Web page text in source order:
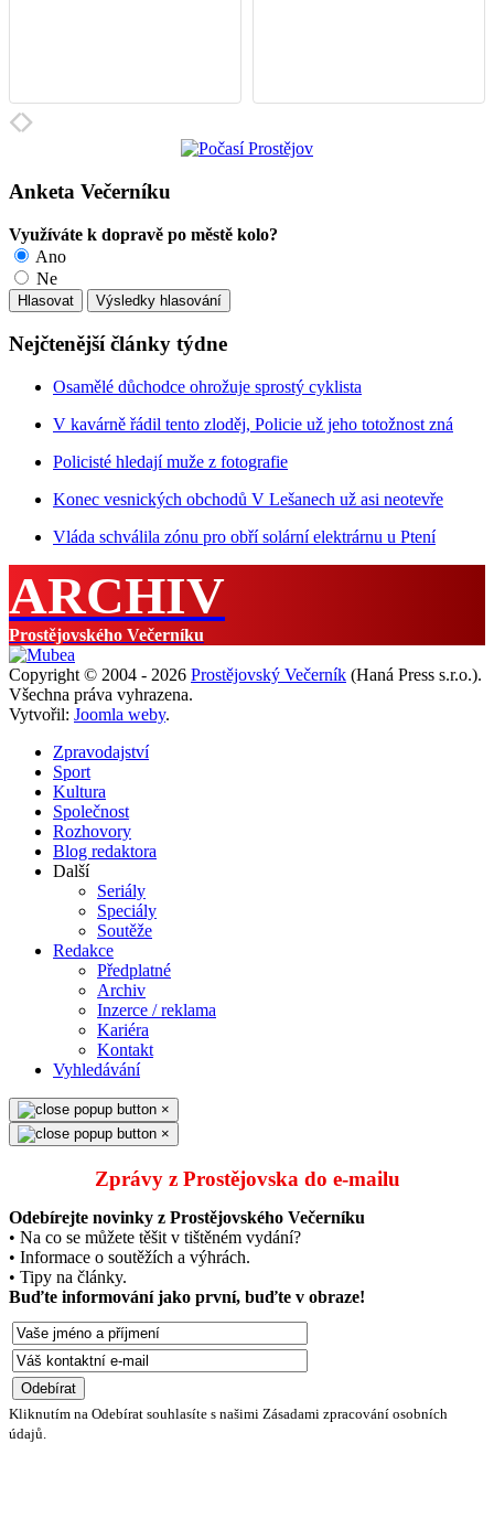
Anketa Večerníku
Využíváte k dopravě po městě kolo?
Ano
Ne
Nejčtenější články týdne
Osamělé důchodce ohrožuje sprostý cyklista
V kavárně řádil tento zloděj, Policie už jeho totožnost zná
Policisté hledají muže z fotografie
Konec vesnických obchodů V Lešanech už asi neotevře
Vláda schválila zónu pro obří solární elektrárnu u Ptení
ARCHIV
Prostějovského Večerníku
Copyright © 2004 - 2026 Prostějovský Večerník (Haná Press s.r.o.).
Všechna práva vyhrazena.
Vytvořil: Joomla weby.
Zpravodajství
Sport
Kultura
Společnost
Rozhovory
Blog redaktora
Další
Seriály
Speciály
Soutěže
Redakce
Předplatné
Archiv
Inzerce / reklama
Kariéra
Kontakt
Vyhledávání
×
×
Zprávy z Prostějovska do e‑mailu
Odebírejte novinky z Prostějovského Večerníku
• Na co se můžete těšit v tištěném vydání?
• Informace o soutěžích a výhrách.
• Tipy na články.
Buďte informování jako první, buďte v obraze!
Kliknutím na Odebírat souhlasíte s našimi Zásadami zpracování osobních
údajů.